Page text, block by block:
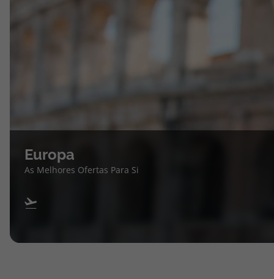
Europa
As Melhores Ofertas Para Si